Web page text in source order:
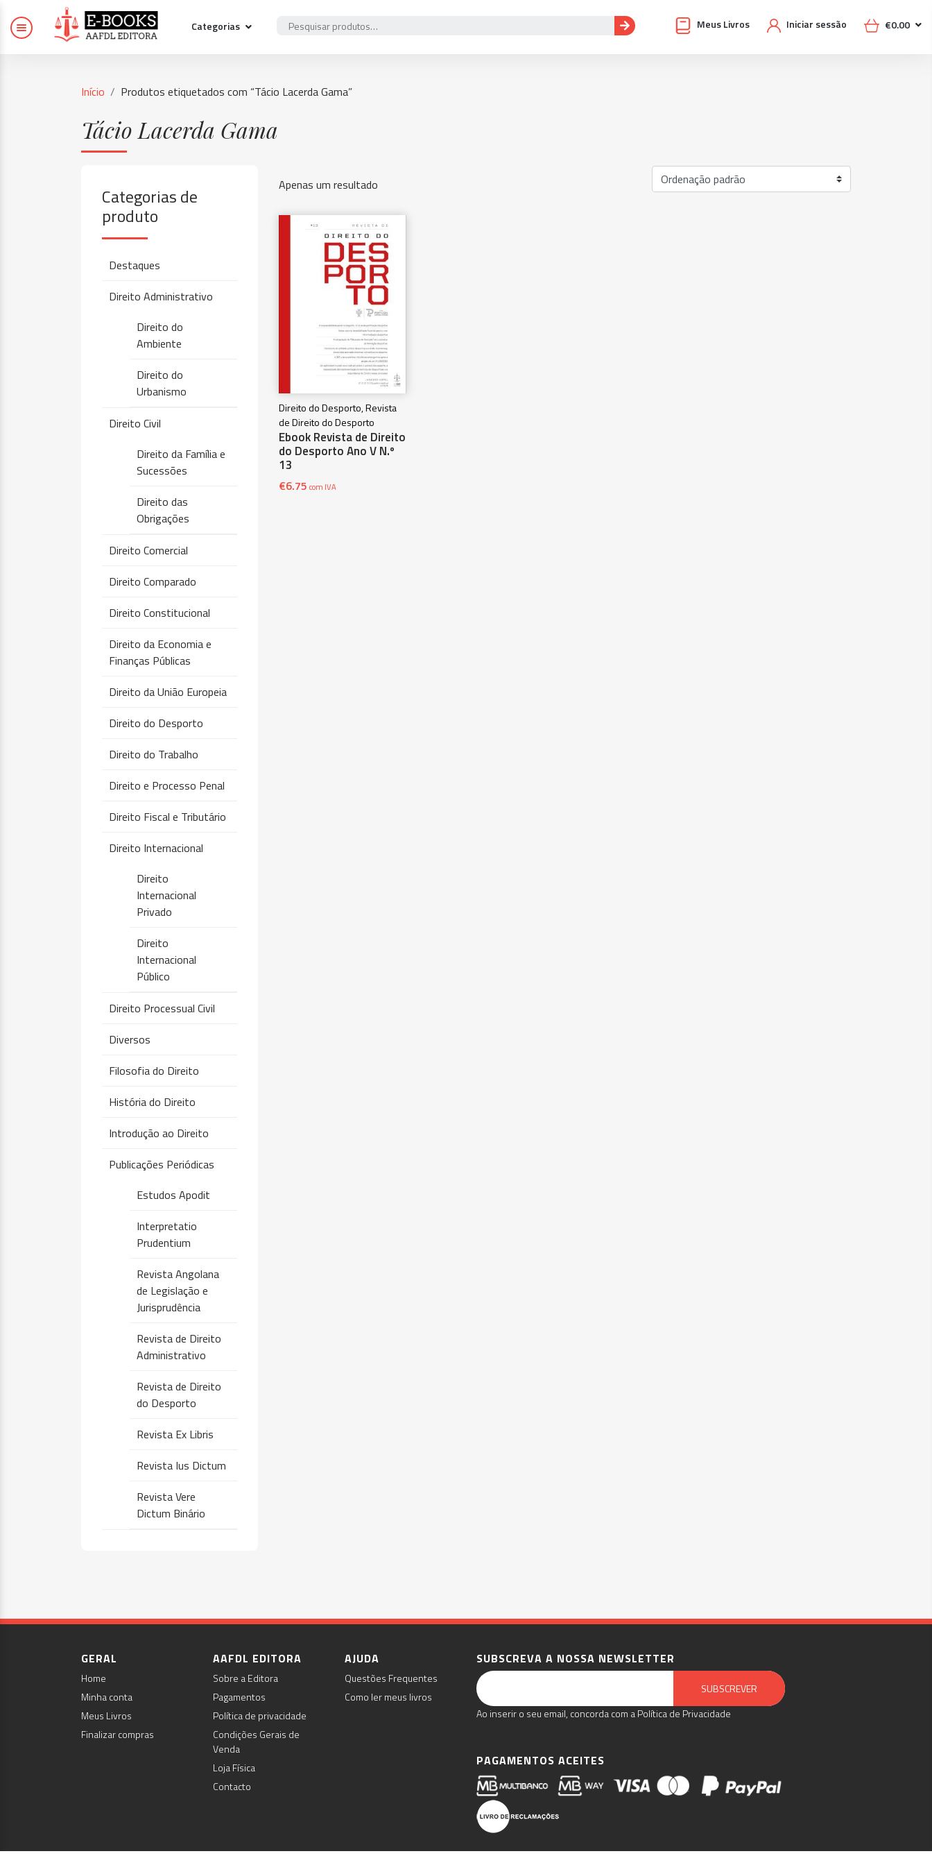
Categorias Meus Livros Iniciar sessão €0.00
Início Produtos etiquetados com “Tácio Lacerda Gama”
Tácio Lacerda Gama
Categorias de
produto
Destaques
Direito Administrativo
Direito do
Ambiente
Direito do
Urbanismo
Direito Civil
Direito da Família e
Sucessões
Direito das
Obrigações
Direito Comercial
Direito Comparado
Direito Constitucional
Direito da Economia e
Finanças Públicas
Direito da União Europeia
Direito do Desporto
Direito do Trabalho
Direito e Processo Penal
Direito Fiscal e Tributário
Direito Internacional
Direito
Internacional
Privado
Direito
Internacional
Público
Direito Processual Civil
Diversos
Filosofia do Direito
História do Direito
Introdução ao Direito
Publicações Periódicas
Estudos Apodit
Interpretatio
Prudentium
Revista Angolana
de Legislação e
Jurisprudência
Revista de Direito
Administrativo
Revista de Direito
do Desporto
Revista Ex Libris
Revista Ius Dictum
Revista Vere
Dictum Binário
Apenas um resultado
Direito do Desporto, Revista
de Direito do Desporto
Ebook Revista de Direito
do Desporto Ano V N.º
13
€6.75 com IVA
GERAL
Home
Minha conta
Meus Livros
Finalizar compras
AAFDL EDITORA
Sobre a Editora
Pagamentos
Política de privacidade
Condições Gerais de
Venda
Loja Física
Contacto
AJUDA
Questões Frequentes
Como ler meus livros
SUBSCREVA A NOSSA NEWSLETTER
SUBSCREVER
Email Marketing by E-goi
Ao inserir o seu email, concorda com a Política de Privacidade
PAGAMENTOS ACEITES